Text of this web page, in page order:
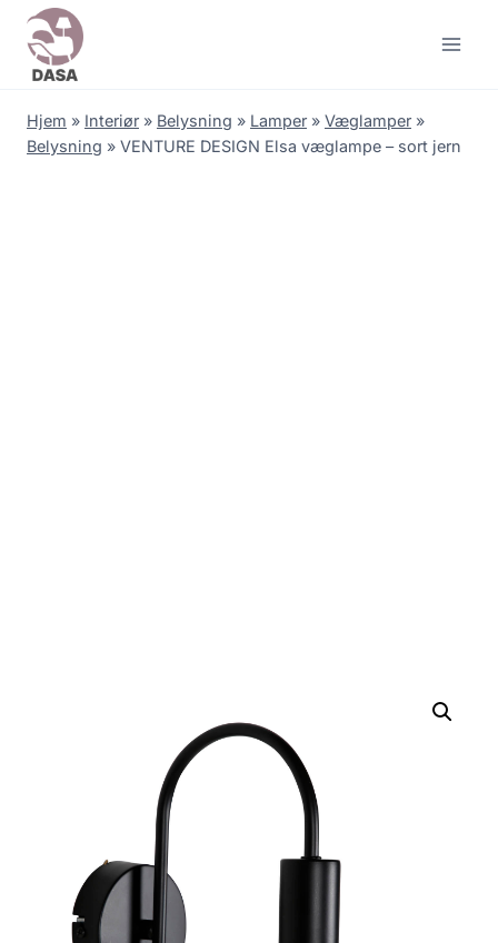
Skip
content
Hjem » Interiør » Belysning » Lamper » Væglamper »
Belysning » VENTURE DESIGN Elsa væglampe – sort jern